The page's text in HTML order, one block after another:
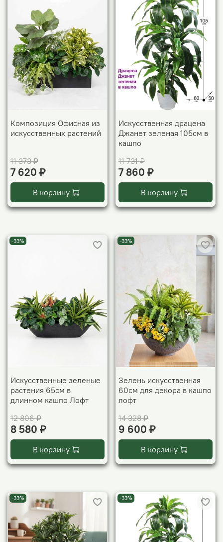
Композиция Офисная из
искусственных растений
11 373 ₽
7 620 ₽
В корзину
Искусственная драцена
Джанет зеленая 105см в
кашпо
11 731 ₽
7 860 ₽
В корзину
-33%
Искусственные зеленые
растения 65см в
длинном кашпо Лофт
12 806 ₽
8 580 ₽
В корзину
-33%
Зелень искусственная
60см для декора в кашпо
лофт
14 328 ₽
9 600 ₽
В корзину
-33% -33%